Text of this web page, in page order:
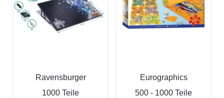
Ravensburger
1000 Teile
Eurographics
500 - 1000 Teile